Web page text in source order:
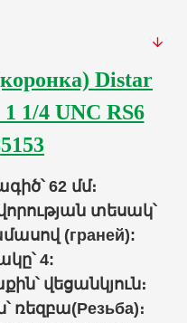
Distar
1/4 UNC RS6
62 մմ։
տեսակ՝
(граней):
4:
՝ վեցանկյուն։
ռեզբա(Резьба)։